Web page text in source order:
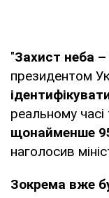
"Захист неба –
президентом
реальному часі
щонайменше
наголосив
Зокрема вже